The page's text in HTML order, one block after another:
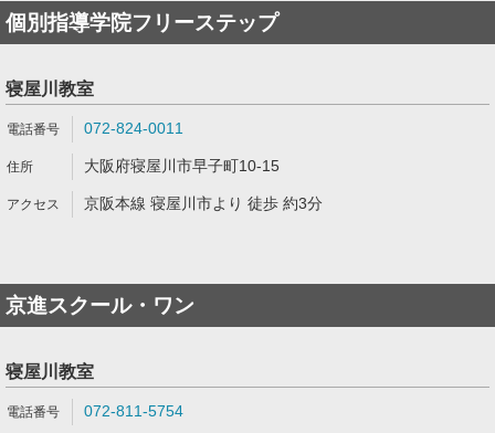
個別指導学院フリーステップ
寝屋川教室
072-824-0011
大阪府寝屋川市早子町10-15
京阪本線 寝屋川市より 徒歩 約3分
京進スクール・ワン
寝屋川教室
072-811-5754